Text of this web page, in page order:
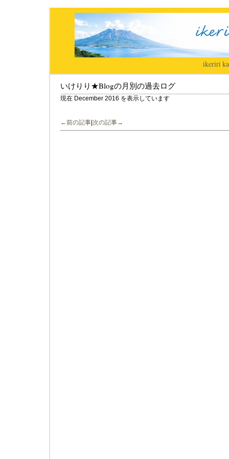
ikeriri|
いけりり★Blogの月別の過去ログ
現在 December 2016 を表示しています
←前の記事 次の記事→